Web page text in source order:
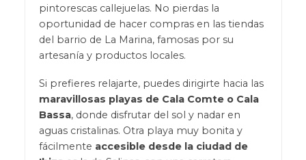
pintorescas callejuelas. No pierdas la
oportunidad de hacer compras en las tiendas
del barrio de La Marina, famosas por su
artesanía y productos locales.
Si prefieres relajarte, puedes dirigirte hacia las
maravillosas playas de Cala Comte o Cala
Bassa, donde disfrutar del sol y nadar en
aguas cristalinas. Otra playa muy bonita y
fácilmente accesible desde la ciudad de